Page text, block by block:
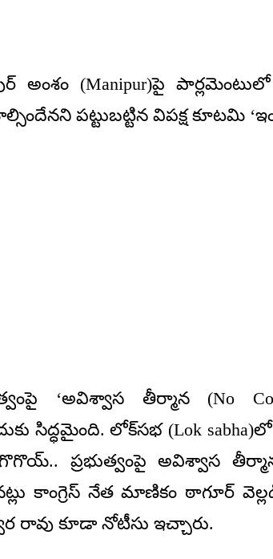
అంశం (Manipur)పై
పట్టుబట్టిన విపక్ష కూటమి
‘అవిశ్వాస తీర్మాన (No
సిద్ధమైంది. లోక్‌సభ (Lok sabha)లో
ప్రభుత్వంపై అవిశ్వాస తీర్మానం
కాంగ్రెస్‌ నేత మాణికం ఠాగూర్‌
రావు కూడా నోటీసు ఇచ్చారు.